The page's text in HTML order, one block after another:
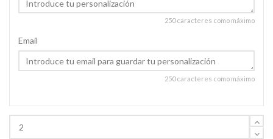
250 caracteres como máximo
Email
250 caracteres como máximo